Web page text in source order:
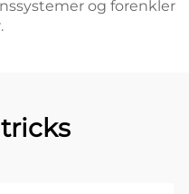
og forenkler